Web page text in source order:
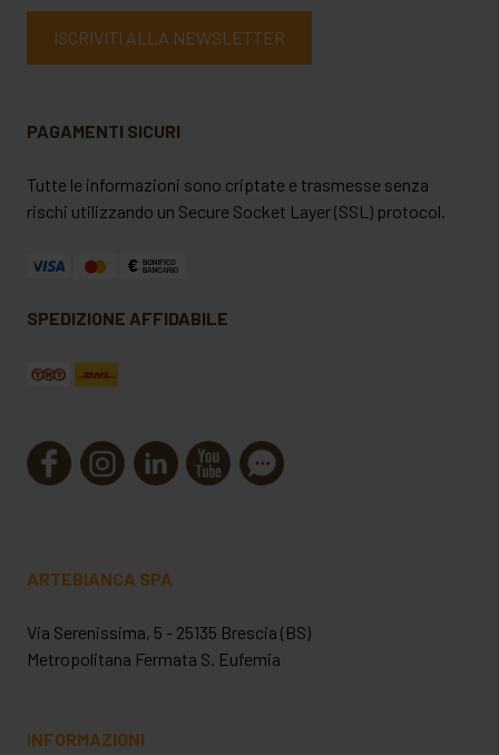
ISCRIVITI ALLA NEWSLETTER
PAGAMENTI SICURI
Tutte le informazioni sono criptate e trasmesse senza
rischi utilizzando un Secure Socket Layer (SSL) protocol.
SPEDIZIONE AFFIDABILE
ARTEBIANCA SPA
Via Serenissima, 5 - 25135 Brescia (BS)
Metropolitana Fermata S. Eufemia
INFORMAZIONI